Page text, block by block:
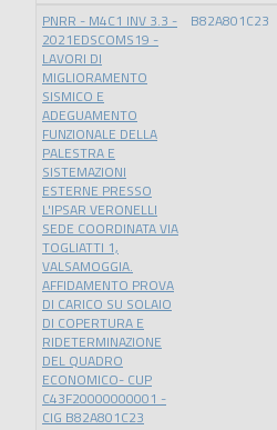
PNRR - M4C1 INV 3.3 -
2021EDSCOMS19 -
LAVORI DI
MIGLIORAMENTO
SISMICO E
ADEGUAMENTO
FUNZIONALE DELLA
PALESTRA E
SISTEMAZIONI
ESTERNE PRESSO
L'IPSAR VERONELLI
SEDE COORDINATA VIA
TOGLIATTI 1,
VALSAMOGGIA.
AFFIDAMENTO PROVA
DI CARICO SU SOLAIO
DI COPERTURA E
RIDETERMINAZIONE
DEL QUADRO
ECONOMICO- CUP
C43F20000000001 -
CIG B82A801C23
B82A801C23